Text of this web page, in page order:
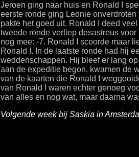
Jeroen ging naar huis en Ronald I
eerste ronde ging Leonie
pakte het goed uit. Ronald I deed
tweede ronde verliep desastreus
nog mee: -7. Ronald I scoorde maar
Ronald I. In de laatste ronde had hij
weddenschappen. Hij bleef er lang
aan de expeditie begon, kwamen de
van de kaarten die Ronald I
van Ronald I waren echter genoeg
van alles en nog wat, maar daarna
Volgende week bij Saskia in